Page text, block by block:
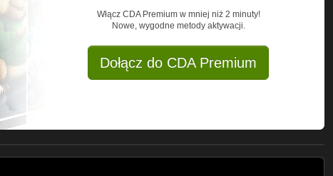
Włącz CDA Premium w mniej niż 2 minuty!
Nowe, wygodne metody aktywacji.
Dołącz do CDA Premium